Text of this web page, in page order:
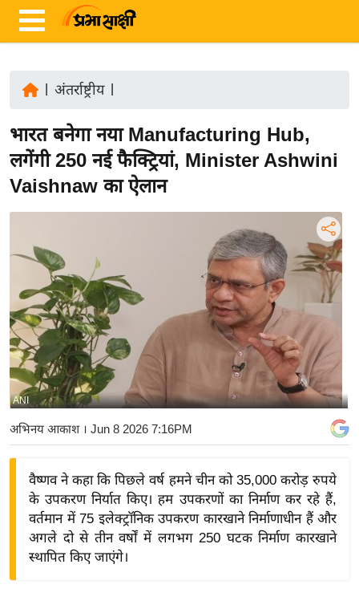
ज़ा
ख
ब
र
अं
त
र्रा
ष्ट्री
य
बि
ज़
ने
द्यो
अंतर्राष्ट्रीय|
भारत बनेगा नया Manufacturing Hub,
लगेंगी 250 नई फैक्ट्रियां, Minister Ashwini
Vaishnaw का ऐलान
ANI
अभिनय आकाश। Jun 8 2026 7:16PM
वैष्णव ने कहा कि पिछले वर्ष हमने चीन को 35,000 करोड़ रुपये
के उपकरण निर्यात किए। हम उपकरणों का निर्माण कर रहे हैं,
वर्तमान में 75 इलेक्ट्रॉनिक उपकरण कारखाने निर्माणाधीन हैं और
अगले दो से तीन वर्षों में लगभग 250 घटक निर्माण कारखाने
स्थापित किए जाएंगे।